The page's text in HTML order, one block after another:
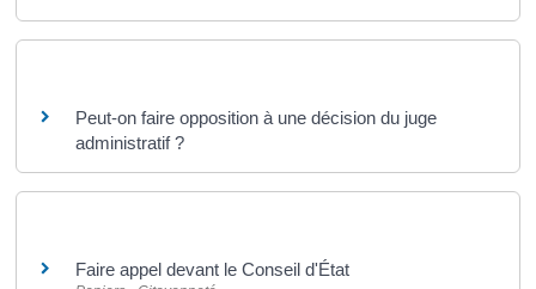
Peut-on faire opposition à une décision du juge
administratif ?
Faire appel devant le Conseil d'État